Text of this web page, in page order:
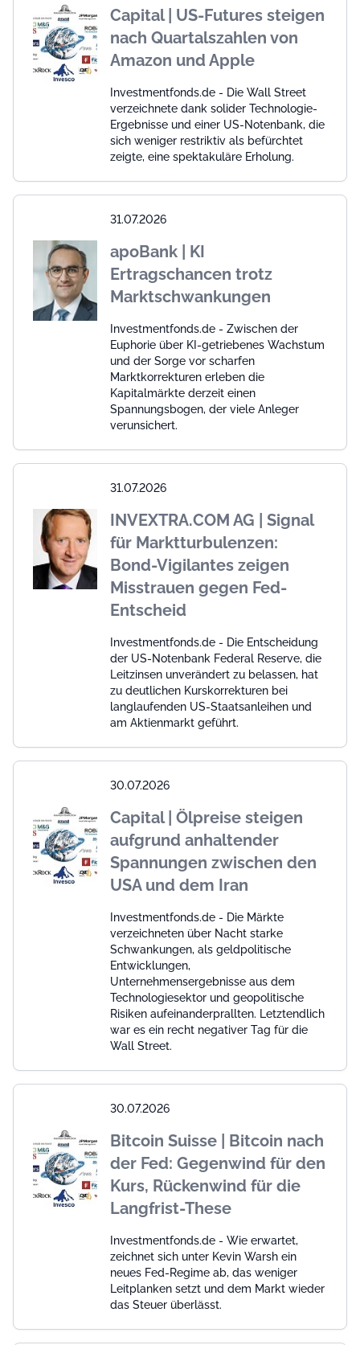
Capital | US-Futures steigen
nach Quartalszahlen von
Amazon und Apple
Investmentfonds.de - Die Wall Street
verzeichnete dank solider Technologie-
Ergebnisse und einer US-Notenbank, die
sich weniger restriktiv als befürchtet
zeigte, eine spektakuläre Erholung.
31.07.2026
apoBank | KI
Ertragschancen trotz
Marktschwankungen
Investmentfonds.de - Zwischen der
Euphorie über KI-getriebenes Wachstum
und der Sorge vor scharfen
Marktkorrekturen erleben die
Kapitalmärkte derzeit einen
Spannungsbogen, der viele Anleger
verunsichert.
31.07.2026
INVEXTRA.COM AG | Signal
für Marktturbulenzen:
Bond-Vigilantes zeigen
Misstrauen gegen Fed-
Entscheid
Investmentfonds.de - Die Entscheidung
der US-Notenbank Federal Reserve, die
Leitzinsen unverändert zu belassen, hat
zu deutlichen Kurskorrekturen bei
langlaufenden US-Staatsanleihen und
am Aktienmarkt geführt.
30.07.2026
Capital | Ölpreise steigen
aufgrund anhaltender
Spannungen zwischen den
USA und dem Iran
Investmentfonds.de - Die Märkte
verzeichneten über Nacht starke
Schwankungen, als geldpolitische
Entwicklungen,
Unternehmensergebnisse aus dem
Technologiesektor und geopolitische
Risiken aufeinanderprallten. Letztendlich
war es ein recht negativer Tag für die
Wall Street.
30.07.2026
Bitcoin Suisse | Bitcoin nach
der Fed: Gegenwind für den
Kurs, Rückenwind für die
Langfrist-These
Investmentfonds.de - Wie erwartet,
zeichnet sich unter Kevin Warsh ein
neues Fed-Regime ab, das weniger
Leitplanken setzt und dem Markt wieder
das Steuer überlässt.